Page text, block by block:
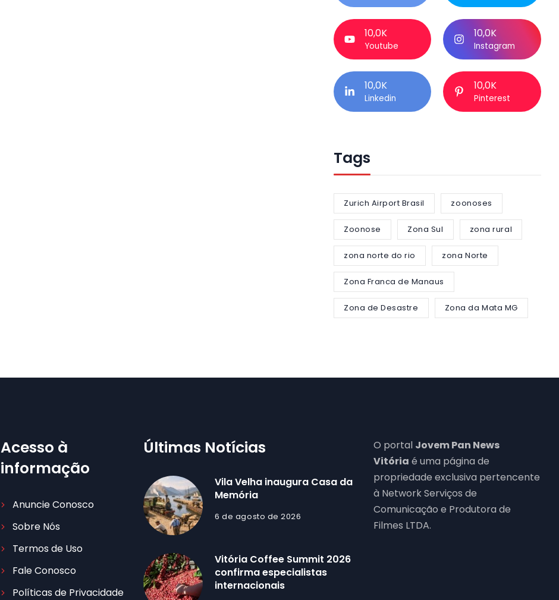
10,0K
Youtube
10,0K
Instagram
10,0K
Linkedin
10,0K
Pinterest
Tags
Zurich Airport Brasil zoonoses
Zoonose Zona Sul zona rural
zona norte do rio zona Norte
Zona Franca de Manaus
Zona de Desastre Zona da Mata MG
Acesso à
informação
Anuncie Conosco
Sobre Nós
Termos de Uso
Fale Conosco
Políticas de Privacidade
Últimas Notícias
Vila Velha inaugura Casa da
Memória
6 de agosto de 2026
Vitória Coffee Summit 2026
confirma especialistas
internacionais
O portal Jovem Pan News
Vitória é uma página de
propriedade exclusiva pertencente
à Network Serviços de
Comunicação e Produtora de
Filmes LTDA.